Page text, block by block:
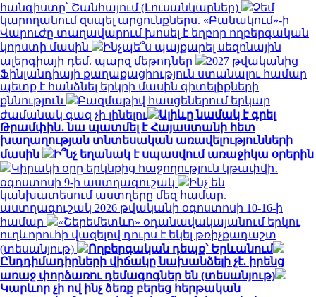
հանգիստը՝ Շանհայում (Լուսանկարներ)
Չեմ
կարողանում զսպել արցունքներս. «Բանակում»-ի
Վարուժը տաղավարում խոսել է եղբոր ողբերգական
կորստի մասին
Ինչպե՞ս պայքարել սեզոնային
ալերգիայի դեմ. պարզ մեթոդներ
2027 թվականից
Ֆինլանդիայի քաղաքացիություն ստանալու համար
պետք է հանձնել երկրի մասին գիտելիքների
քննություն
Բազմաթիվ հասցեներում երկար
ժամանակ գազ չի լինելու
Ալիևը նամակ է գրել
Թրամփին․ նա պատմել է Հայաստանի հետ
խաղաղության տնտեսական առավելությունների
մասին
Ի՞նչ եղանակ է սպասվում առաջիկա օրերին
Կիրակի օրը երկնքից հաջողություն կթափվի․
օգոստոսի 9-ի աստղագուշակ
Ինչ են
կանխատեսում աստղերը մեզ համար.
աստղագուշակ 2026 թվականի օգոստոսի 10-16-ի
համար
«Շերեմետևո» օդանավակայանում երկու
ուղևորուհի վազելով դուրս է եկել թռիչքադաշտ
(տեսանյութ)
Ողբերգական դեպք՝ Երևանում
Ընդդիմադիրների վիճակը նախանձելի չէ. իրենց
առաջ փորձառու դեմագոգներ են (տեսանյութ)
Կարևոր չի ով ինչ ձեռք բերեց հերթական